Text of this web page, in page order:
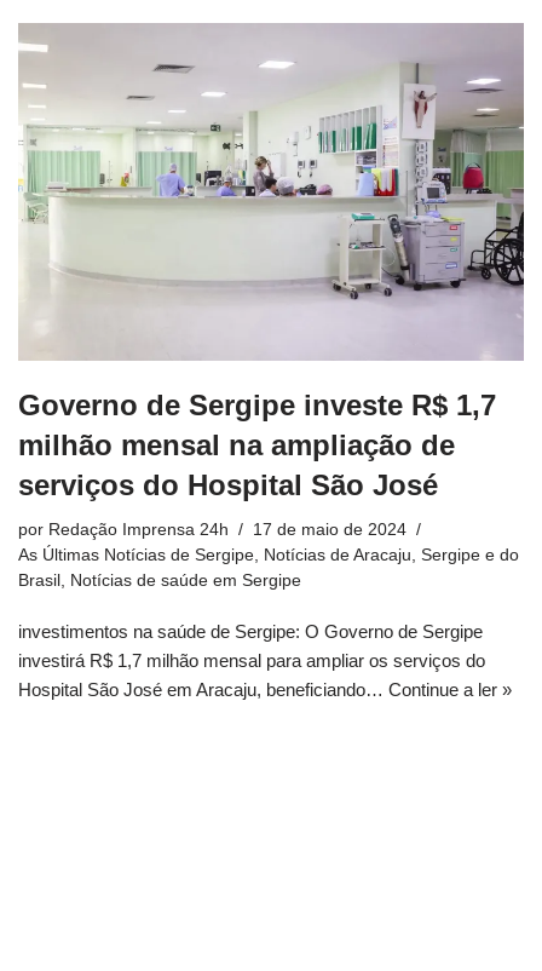
Governo de Sergipe investe R$ 1,7
milhão mensal na ampliação de
serviços do Hospital São José
por Redação Imprensa 24h
17 de maio de 2024
As Últimas Notícias de Sergipe
Notícias de Aracaju, Sergipe e do
Brasil
Notícias de saúde em Sergipe
investimentos na saúde de Sergipe: O Governo de Sergipe
investirá R$ 1,7 milhão mensal para ampliar os serviços do
Hospital São José em Aracaju, beneficiando… Continue a ler »